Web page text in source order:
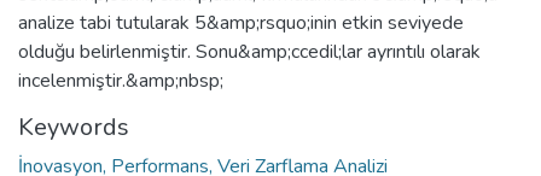
analize tabi tutularak 5&amp;rsquo;inin etkin seviyede
olduğu belirlenmiştir. Sonu&amp;ccedil;lar ayrıntılı olarak
incelenmiştir.&amp;nbsp;
Keywords
İnovasyon, Performans, Veri Zarflama Analizi